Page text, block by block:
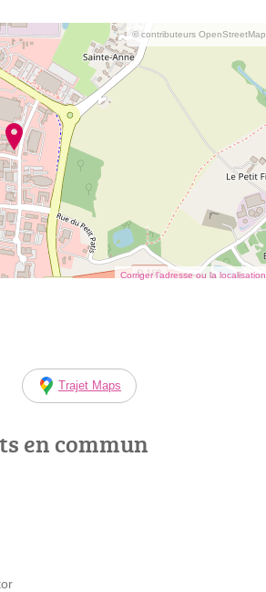
© contributeurs OpenStreetMap
Corriger l’adresse ou la localisation
Trajet Maps
en commun